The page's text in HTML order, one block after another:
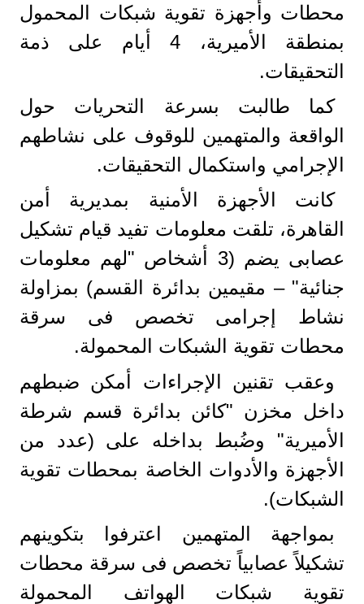
محطات وأجهزة تقوية شبكات المحمول
بمنطقة الأميرية، 4 أيام على ذمة
التحقيقات.
كما طالبت بسرعة التحريات حول
الواقعة والمتهمين للوقوف على نشاطهم
الإجرامي واستكمال التحقيقات.
كانت الأجهزة الأمنية بمديرية أمن
القاهرة، تلقت معلومات تفيد قيام تشكيل
عصابى يضم (3 أشخاص "لهم معلومات
جنائية" – مقيمين بدائرة القسم) بمزاولة
نشاط إجرامى تخصص فى سرقة
محطات تقوية الشبكات المحمولة.
وعقب تقنين الإجراءات أمكن ضبطهم
داخل مخزن "كائن بدائرة قسم شرطة
الأميرية" وضُبط بداخله على (عدد من
الأجهزة والأدوات الخاصة بمحطات تقوية
الشبكات).
بمواجهة المتهمين اعترفوا بتكوينهم
تشكيلاً عصابياً تخصص فى سرقة محطات
تقوية شبكات الهواتف المحمولة